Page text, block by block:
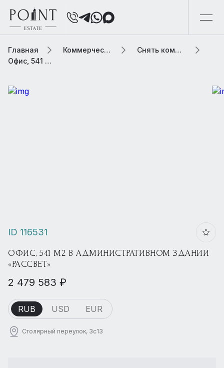
Главная Коммерческая элитная недвижимость
Снять коммерческую недвижимость
Офис, 541 м2 В административном здании «Рассвет»
ID 116531
ОФИС, 541 М2 В АДМИНИСТРАТИВНОМ ЗДАНИИ
«РАССВЕТ»
2 479 583 ₽
RUB USD EUR
Столярный переулок, 3с13